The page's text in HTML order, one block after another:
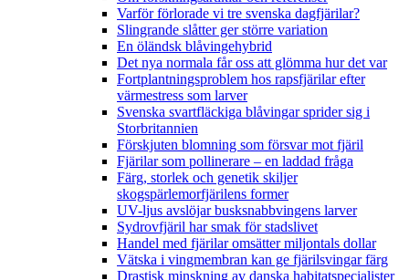
Varför förlorade vi tre svenska dagfjärilar?
Slingrande slåtter ger större variation
En öländsk blåvingehybrid
Det nya normala får oss att glömma hur det var
Fortplantningsproblem hos rapsfjärilar efter
värmestress som larver
Svenska svartfläckiga blåvingar sprider sig i
Storbritannien
Förskjuten blomning som försvar mot fjäril
Fjärilar som pollinerare – en laddad fråga
Färg, storlek och genetik skiljer
skogspärlemorfjärilens former
UV-ljus avslöjar busksnabbvingens larver
Sydrovfjäril har smak för stadslivet
Handel med fjärilar omsätter miljontals dollar
Vätska i vingmembran kan ge fjärilsvingar färg
Drastisk minskning av danska habitatspecialister